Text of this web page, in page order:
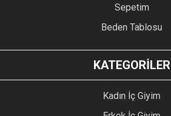
Sepetim
Beden Tablosu
KATEGORİLER
Kadın İç Giyim